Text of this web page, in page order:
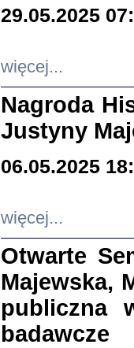
29.05.2025
więcej...
Nagroda
Justyny
06.05.2025
więcej...
Otwarte
Majewska,
publiczna
badawcze